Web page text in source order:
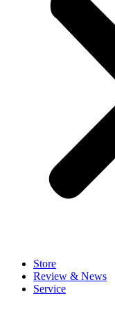
Store
Review & News
Service